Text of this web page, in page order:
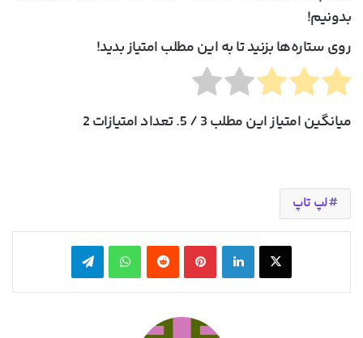
بدونیم!
روی ستاره‌ها بزنید تا به این مطلب امتیاز بدید!
میانگین امتیاز این مطلب3/ 5. تعداد امتیازات 2
لپ تاپ
X لینکدین ‫پین‌ترست‫رددیت واتس آپ تلگرام